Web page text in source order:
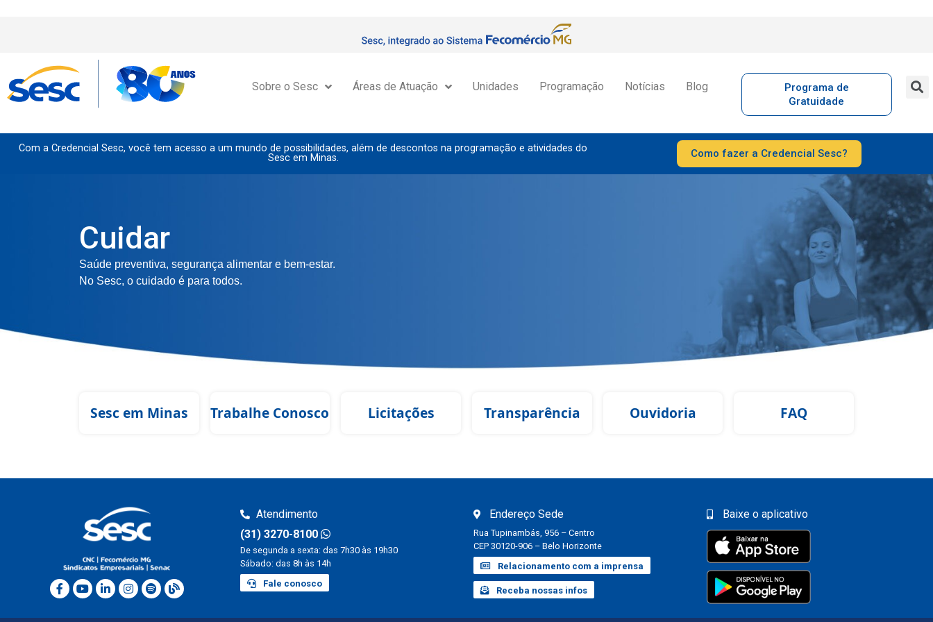
Sobre o Sesc Áreas de Atuação Unidades Programação Notícias Blog
Programa de
Gratuidade
Com a Credencial Sesc, você tem acesso a um mundo de possibilidades, além de descontos na programação e atividades do
Sesc em Minas.
Como fazer a Credencial Sesc?
Cuidar
Saúde preventiva, segurança alimentar e bem-estar.
No Sesc, o cuidado é para todos.
Sesc em Minas Trabalhe Conosco Licitações Transparência Ouvidoria FAQ
Atendimento
(31) 3270-8100
De segunda a sexta: das 7h30 às 19h30
Sábado: das 8h às 14h
Fale conosco
Endereço Sede
Rua Tupinambás, 956 – Centro
CEP 30120-906 – Belo Horizonte
Relacionamento com a imprensa
Receba nossas infos
Baixe o aplicativo